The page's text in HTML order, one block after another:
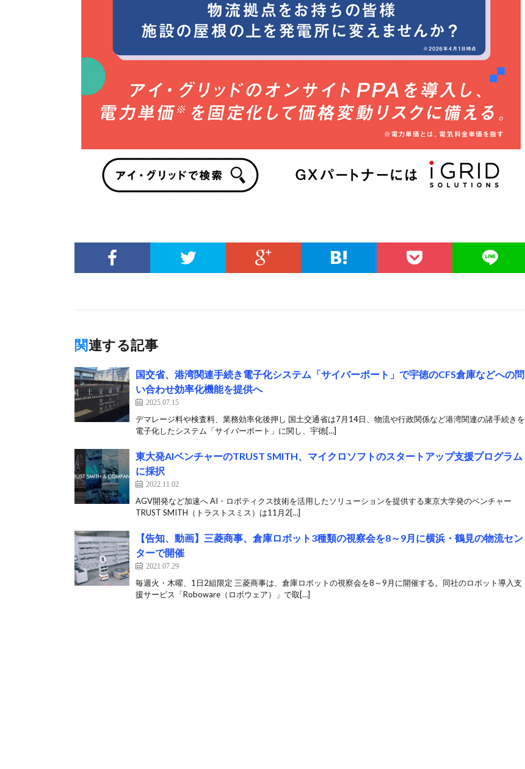
関連する記事
国交省、港湾関連手続き電子化システム「サイバーポート」で宇徳のCFS倉庫などへの問
い合わせ効率化機能を提供へ
2025.07.15
デマレージ料や検査料、業務効率化後押し 国土交通省は7月14日、物流や行政関係など港湾関連の諸手続きを
電子化したシステム「サイバーポート」に関し、宇徳[…]
東大発AIベンチャーのTRUST SMITH、マイクロソフトのスタートアップ支援プログラム
に採択
2022.11.02
AGV開発など加速へ AI・ロボティクス技術を活用したソリューションを提供する東京大学発のベンチャー
TRUST SMITH（トラストスミス）は11月2[…]
【告知、動画】三菱商事、倉庫ロボット3種類の視察会を8～9月に横浜・鶴見の物流セン
ターで開催
2021.07.29
毎週火・木曜、1日2組限定 三菱商事は、倉庫ロボットの視察会を8～9月に開催する。同社のロボット導入支
援サービス「Roboware（ロボウェア）」で取[…]